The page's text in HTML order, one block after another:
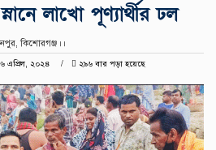
লাখো পূণ্যার্থীর ঢল
কিশোরগঞ্জ।।
এপ্রিল, ২০২৪
২৯৬ বার পড়া হয়েছে